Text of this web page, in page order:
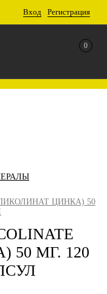
Вход Регистрация
0
(ПИКОЛИНАТ ЦИНКА) 50
МГ. 120